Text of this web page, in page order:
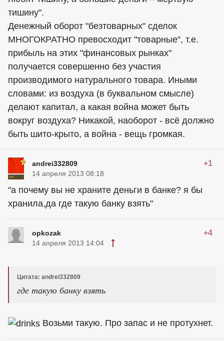
тишину".
Денежный оборот "безтоварных" сделок
МНОГОКРАТНО превосходит "товарные", т.е.
прибыль на этих "финансовых рынках"
получается совершенно без участия
производимого натурального товара. Иными
словами: из воздуха (в буквальном смысле)
делают капитал, а какая война может быть
вокруг воздуха? Никакой, наоборот - всё должно
быть шито-крыто, а война - вещь громкая.
andrei332809 +1
14 апреля 2013 08:18
"а почему вы не храните деньги в банке? я бы
хранила,да где такую банку взять"
opkozak +4
14 апреля 2013 14:04
Цитата: andrei332809
где такую банку взять
Возьми такую. Про запас и не протухнет.